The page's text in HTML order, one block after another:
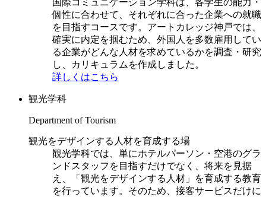
国際コミュニケーション学科は、各学生の能力・
個性に合わせて、それぞれに合った企業への就職
を目指すコースです。アートカレッジ神戸では、
確実に内定を掴むため、外国人を多数雇用してい
る企業がどんな人材を求めているかを調査・研究
し、カリキュラムを作成しました。
詳しくはこちら
観光学科
Department of Tourism
観光をデザインする人材を育成する場
観光学科では、単にホテルパーソン・空港のグラ
ンドスタッフを目指すだけでなく、将来を見据
え、「観光をデザインする人材」を育成する教育
を行っています。そのため、接客サービスだけに